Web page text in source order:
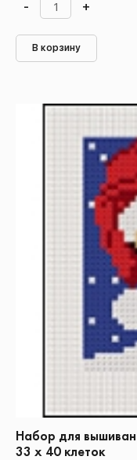
- +
В корзину
Набор для
33 х 40 клеток